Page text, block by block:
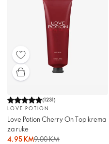
(1231)
LOVE POTION
Love Potion Cherry On Top krema
za ruke
4,95 KM9,00 KM